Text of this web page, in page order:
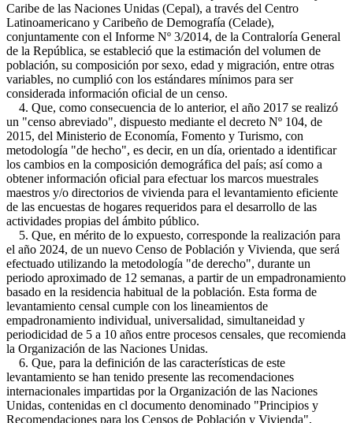
Caribe de las Naciones Unidas (Cepal), a través del Centro
Latinoamericano y Caribeño de Demografía (Celade),
conjuntamente con el Informe Nº 3/2014, de la Contraloría General
de la República, se estableció que la estimación del volumen de
población, su composición por sexo, edad y migración, entre otras
variables, no cumplió con los estándares mínimos para ser
considerada información oficial de un censo.
4. Que, como consecuencia de lo anterior, el año 2017 se realizó
un "censo abreviado", dispuesto mediante el decreto Nº 104, de
2015, del Ministerio de Economía, Fomento y Turismo, con
metodología "de hecho", es decir, en un día, orientado a identificar
los cambios en la composición demográfica del país; así como a
obtener información oficial para efectuar los marcos muestrales
maestros y/o directorios de vivienda para el levantamiento eficiente
de las encuestas de hogares requeridos para el desarrollo de las
actividades propias del ámbito público.
5. Que, en mérito de lo expuesto, corresponde la realización para
el año 2024, de un nuevo Censo de Población y Vivienda, que será
efectuado utilizando la metodología "de derecho", durante un
periodo aproximado de 12 semanas, a partir de un empadronamiento
basado en la residencia habitual de la población. Esta forma de
levantamiento censal cumple con los lineamientos de
empadronamiento individual, universalidad, simultaneidad y
periodicidad de 5 a 10 años entre procesos censales, que recomienda
la Organización de las Naciones Unidas.
6. Que, para la definición de las características de este
levantamiento se han tenido presente las recomendaciones
internacionales impartidas por la Organización de las Naciones
Unidas, contenidas en cl documento denominado "Principios y
Recomendaciones para los Censos de Población y Vivienda",